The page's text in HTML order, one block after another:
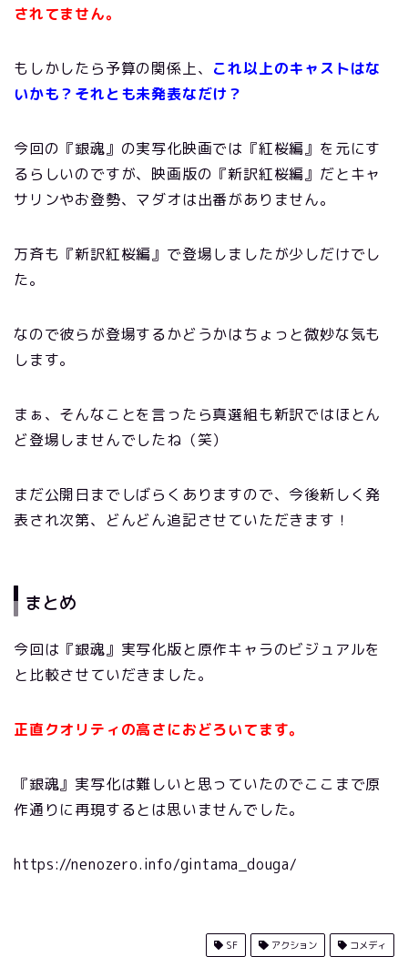
されてません。
もしかしたら予算の関係上、 これ以上のキャストはな
いかも？ それとも未発表なだけ？
今回の『銀魂』の実写化映画では『紅桜編』を元にす
るらしいのですが、映画版の『新訳紅桜編』だとキャ
サリンやお登勢、マダオは出番がありません。
万斉も『新訳紅桜編』で登場しましたが少しだけでし
た。
なので彼らが登場するかどうかはちょっと微妙な気も
します。
まぁ、そんなことを言ったら真選組も新訳ではほとん
ど登場しませんでしたね（笑）
まだ公開日までしばらくありますので、今後新しく発
表され次第、どんどん追記させていただきます！
まとめ
今回は『銀魂』実写化版と原作キャラのビジュアルを
と比較させていだきました。
正直クオリティの高さにおどろいてます。
『銀魂』実写化は難しいと思っていたのでここまで原
作通りに再現するとは思いませんでした。
https://nenozero.info/gintama_douga/
SF アクション コメディ